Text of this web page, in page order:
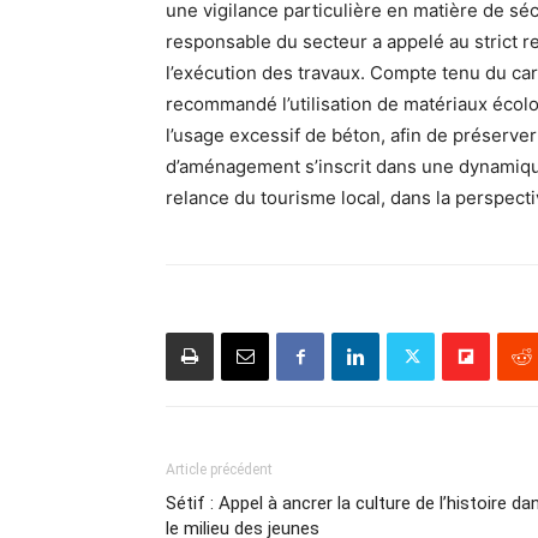
une vigilance particulière en matière de
responsable du secteur a appelé au strict
l’exécution des travaux. Compte tenu du
recommandé l’utilisation de matériaux
l’usage excessif de béton, afin de
d’aménagement s’inscrit dans une
relance du tourisme local, dans la
Article précédent
Sétif : Appel à ancrer la culture de l’histoire
le milieu des jeunes